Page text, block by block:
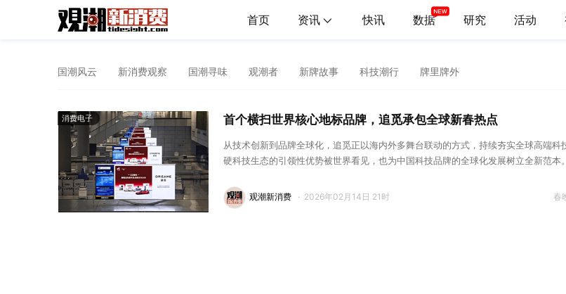
首页 资讯 快讯 数据 研究 活动
国潮风云 新消费观察 国潮寻味 观潮者 新牌故事 科技潮行 牌里牌外
消费电子 首个横扫世界核心地标品牌，追觅承包全球新春热点
从技术创新到品牌全球化，追觅正以海内外多舞台联动的方式，持续夯实全球高端科
硬科技生态的引领性优势被世界看见，也为中国科技品牌的全球化发展树立全新范本。
春
观潮新消费 · 2026年02月14日 21时